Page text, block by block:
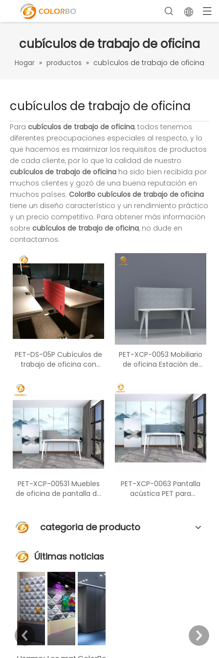
cubículos de trabajo de oficina
Hogar » productos » cubículos de trabajo de oficina
cubículos de trabajo de oficina
Para cubículos de trabajo de oficina, todos tenemos
diferentes preocupaciones especiales al respecto, y lo
que hacemos es maximizar los requisitos de productos
de cada cliente, por lo que la calidad de nuestro
cubículos de trabajo de oficina ha sido bien recibida por
muchos clientes y gozó de una buena reputación en
muchos países. ColorBo cubículos de trabajo de oficina
tiene un diseño característico y un rendimiento práctico
y un precio competitivo. Para obtener más información
sobre cubículos de trabajo de oficina, no dude en
contactarnos.
PET-DS-05P Cubículos de
trabajo de oficina con
para muebles de mesa
PET-XCP-0053 Mobiliario
de oficina Estación de
acústica
PET-XCP-00531 Muebles
de oficina de pantalla de
PET-XCP-0063 Pantalla
acústica PET para
categoria de producto
Últimas noticias